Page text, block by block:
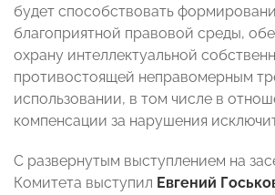
будет способствовать
благоприятной правовой среды,
охрану интеллектуальной
противостоящей неправомерным
использовании, в том числе в
компенсации за нарушения
С развернутым выступлением на
Комитета выступил Евгений